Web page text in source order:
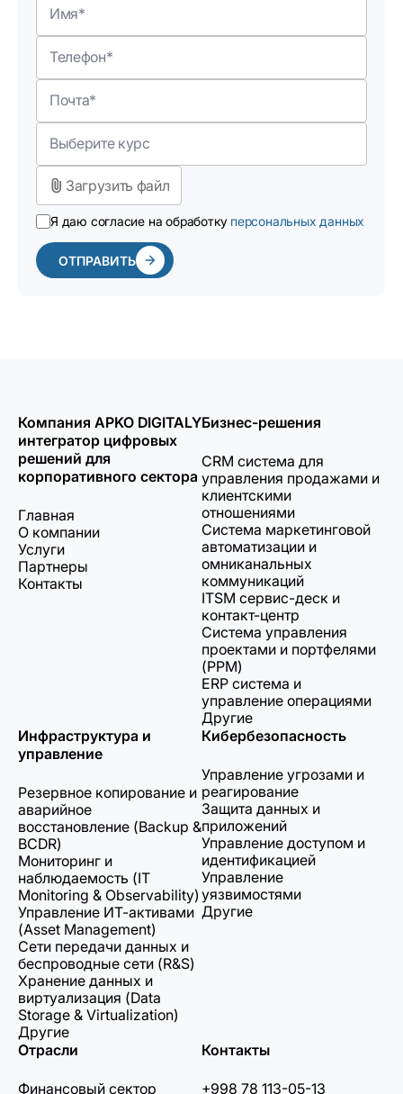
Загрузить файл
Я даю согласие на обработку персональных данных
ОТПРАВИТЬ
Компания APKO DIGITALY
интегратор цифровых
решений для
корпоративного сектора
Главная
О компании
Услуги
Партнеры
Контакты
Бизнес-решения
CRM система для
управления продажами и
клиентскими
отношениями
Система маркетинговой
автоматизации и
омниканальных
коммуникаций
ITSM сервис-деск и
контакт-центр
Система управления
проектами и портфелями
(PPM)
ERP система и
управление операциями
Другие
Инфраструктура и
управление
Резервное копирование и
аварийное
восстановление (Backup &
BCDR)
Мониторинг и
наблюдаемость (IT
Monitoring & Observability)
Управление ИТ-активами
(Asset Management)
Сети передачи данных и
беспроводные сети (R&S)
Хранение данных и
виртуализация (Data
Storage & Virtualization)
Другие
Кибербезопасность
Управление угрозами и
реагирование
Защита данных и
приложений
Управление доступом и
идентификацией
Управление
уязвимостями
Другие
Отрасли
Финансовый сектор
Контакты
+998 78 113-05-13